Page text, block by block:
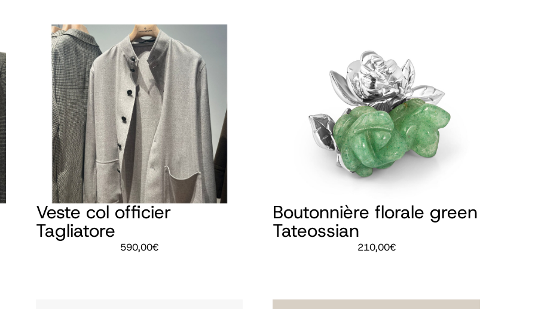
Veste col officier
Tagliatore
590,00€
Boutonnière florale green
Tateossian
210,00€